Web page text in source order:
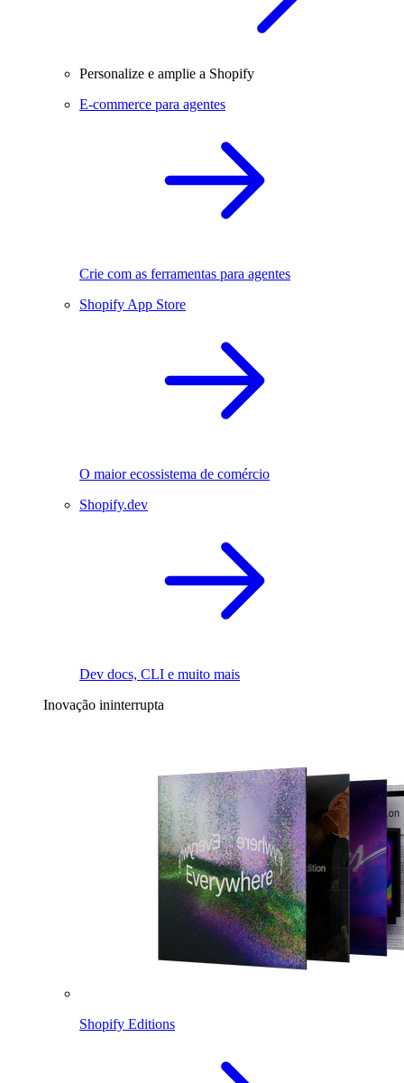
Personalize e amplie a Shopify
E-commerce para agentes
Crie com as ferramentas para agentes
Shopify App Store
O maior ecossistema de comércio
Shopify.dev
Dev docs, CLI e muito mais
Inovação ininterrupta
Shopify Editions